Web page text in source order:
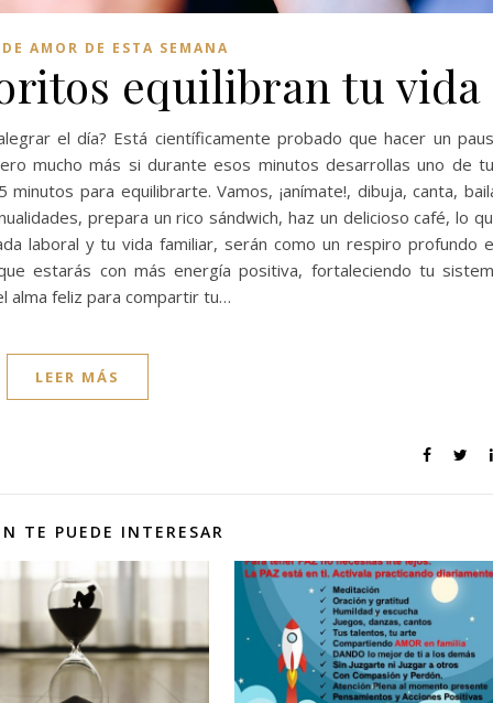
AMOR DE ESTA SEMANA
equilibran tu vida
el día? Está científicamente probado que hacer un
mucho más si durante esos minutos desarrollas uno de
para equilibrarte. Vamos, ¡anímate!, dibuja, canta,
prepara un rico sándwich, haz un delicioso café, lo
laboral y tu vida familiar, serán como un respiro profundo
estarás con más energía positiva, fortaleciendo tu
alma feliz para compartir tu…
LEER MÁS
TE PUEDE INTERESAR